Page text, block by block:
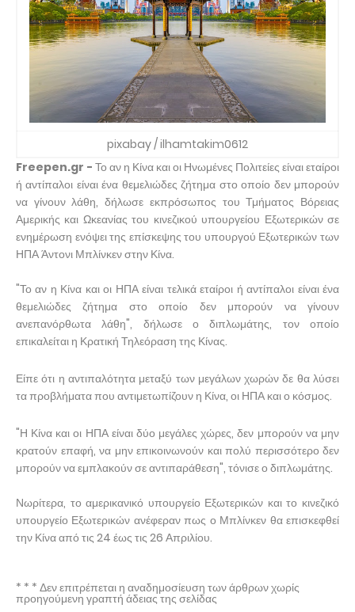
pixabay / ilhamtakim0612
Freepen.gr - Το αν η Κίνα και οι Ηνωμένες Πολιτείες είναι εταίροι
ή αντίπαλοι είναι ένα θεμελιώδες ζήτημα στο οποίο δεν μπορούν
να γίνουν λάθη, δήλωσε εκπρόσωπος του Τμήματος Βόρειας
Αμερικής και Ωκεανίας του κινεζικού υπουργείου Εξωτερικών σε
ενημέρωση ενόψει της επίσκεψης του υπουργού Εξωτερικών των
ΗΠΑ Άντονι Μπλίνκεν στην Κίνα.
"Το αν η Κίνα και οι ΗΠΑ είναι τελικά εταίροι ή αντίπαλοι είναι ένα
θεμελιώδες ζήτημα στο οποίο δεν μπορούν να γίνουν
ανεπανόρθωτα λάθη", δήλωσε ο διπλωμάτης, τον οποίο
επικαλείται η Κρατική Τηλεόραση της Κίνας.
Είπε ότι η αντιπαλότητα μεταξύ των μεγάλων χωρών δε θα λύσει
τα προβλήματα που αντιμετωπίζουν η Κίνα, οι ΗΠΑ και ο κόσμος.
"Η Κίνα και οι ΗΠΑ είναι δύο μεγάλες χώρες, δεν μπορούν να μην
κρατούν επαφή, να μην επικοινωνούν και πολύ περισσότερο δεν
μπορούν να εμπλακούν σε αντιπαράθεση", τόνισε ο διπλωμάτης.
Νωρίτερα, το αμερικανικό υπουργείο Εξωτερικών και το κινεζικό
υπουργείο Εξωτερικών ανέφεραν πως ο Μπλίνκεν θα επισκεφθεί
την Κίνα από τις 24 έως τις 26 Απριλίου.
* * * Δεν επιτρέπεται η αναδημοσίευση των άρθρων χωρίς
προηγούμενη γραπτή άδειας της σελίδας